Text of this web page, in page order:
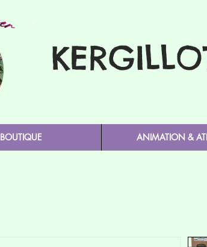
BOUTIQUE ANIMATION &